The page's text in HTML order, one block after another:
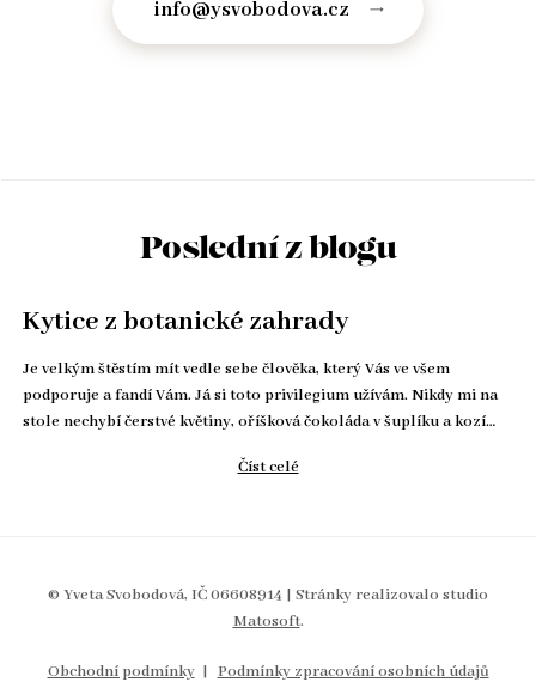
info@ysvobodova.cz
Poslední z blogu
Kytice z botanické zahrady
Je velkým štěstím mít vedle sebe člověka, který Vás ve všem
podporuje a fandí Vám. Já si toto privilegium užívám. Nikdy mi na
stole nechybí čerstvé květiny, oříšková čokoláda v šuplíku a kozí…
Číst celé
© Yveta Svobodová, IČ 06608914 | Stránky realizovalo studio
Matosoft.
Obchodní podmínky Podmínky zpracování osobních údajů